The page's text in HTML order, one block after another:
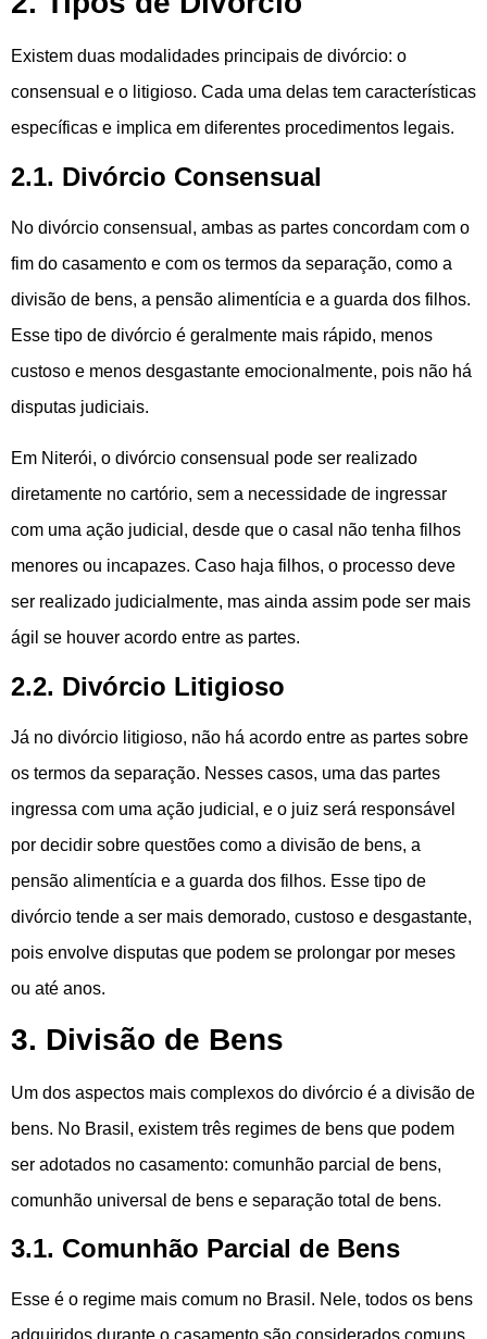
Existem duas modalidades principais de divórcio: o
consensual e o litigioso. Cada uma delas tem características
específicas e implica em diferentes procedimentos legais.
2.1. Divórcio Consensual
No divórcio consensual, ambas as partes concordam com o
fim do casamento e com os termos da separação, como a
divisão de bens, a pensão alimentícia e a guarda dos filhos.
Esse tipo de divórcio é geralmente mais rápido, menos
custoso e menos desgastante emocionalmente, pois não há
disputas judiciais.
Em Niterói, o divórcio consensual pode ser realizado
diretamente no cartório, sem a necessidade de ingressar
com uma ação judicial, desde que o casal não tenha filhos
menores ou incapazes. Caso haja filhos, o processo deve
ser realizado judicialmente, mas ainda assim pode ser mais
ágil se houver acordo entre as partes.
2.2. Divórcio Litigioso
Já no divórcio litigioso, não há acordo entre as partes sobre
os termos da separação. Nesses casos, uma das partes
ingressa com uma ação judicial, e o juiz será responsável
por decidir sobre questões como a divisão de bens, a
pensão alimentícia e a guarda dos filhos. Esse tipo de
divórcio tende a ser mais demorado, custoso e desgastante,
pois envolve disputas que podem se prolongar por meses
ou até anos.
3. Divisão de Bens
Um dos aspectos mais complexos do divórcio é a divisão de
bens. No Brasil, existem três regimes de bens que podem
ser adotados no casamento: comunhão parcial de bens,
comunhão universal de bens e separação total de bens.
3.1. Comunhão Parcial de Bens
Esse é o regime mais comum no Brasil. Nele, todos os bens